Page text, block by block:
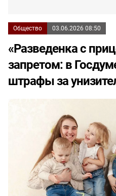
Общество 03.06.2026 08:50
«Разведенка с
запретом: в
штрафы за